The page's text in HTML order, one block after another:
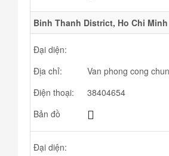
Binh Thanh District, Ho Chi Minh
Đại diện:
Địa chỉ:
Van phong cong
Điện thoại:
38404654
Bản đồ
Đại diện: